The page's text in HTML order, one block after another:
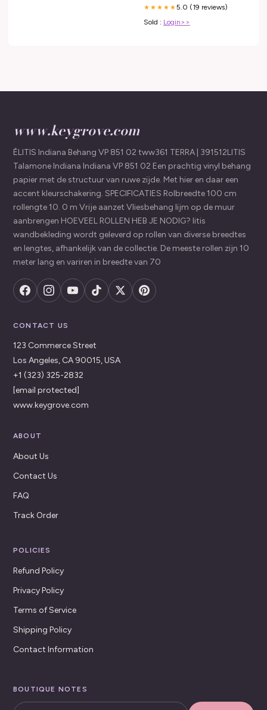
★★★★★5.0 (19 reviews)
Sold : Login>>
www.keygrove.com
ÉLITIS Indiana Behang VP 851 02 tww361 TERRA | 391512LITIS
Talamone Indiana Indiana VP 851 02 Een prachtig vinyl behang
papier met de structuur van ruwe zijde. Met hier en daar een
accent kleurschakering. SPECIFICATIES Rolbreedte 100 cm
rollengte 10. 0 m Vrije aanzet Vliesbehang lijm op de muur
aanbrengen HOEVEEL ROLLEN HEB JE NODIG? litis
wandbekleding wordt geleverd op rollen van diverse breedtes
en lengtes, afhankelijk van de collectie. De meeste rollen zijn 10
meter lang en variren in breedte van 70
CONTACT US
123 Commerce Street
Los Angeles, CA 90015, USA
+1 (323) 325-2832
[email protected]
www.keygrove.com
ABOUT
About Us
Contact Us
FAQ
Track Order
POLICIES
Refund Policy
Privacy Policy
Terms of Service
Shipping Policy
Contact Information
BOUTIQUE NOTES